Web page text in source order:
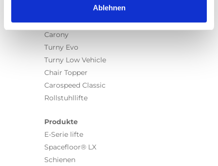
Ablehnen
Produkte
Carony
Turny Evo
Turny Low Vehicle
Chair Topper
Carospeed Classic
Rollstuhllifte
Produkte
E-Serie lifte
Spacefloor® LX
Schienen